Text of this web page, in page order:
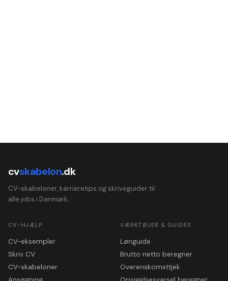
cvskabelon.dk
CV-skabeloner, karrieretips og skriveguider til
alle jobs i Danmark.
CV-HJÆLP
CV-eksempler
Skriv CV
CV-skabeloner
VÆRKTØJER & GUIDES
Lønguide
Brutto netto beregner
Overenskomsttjek